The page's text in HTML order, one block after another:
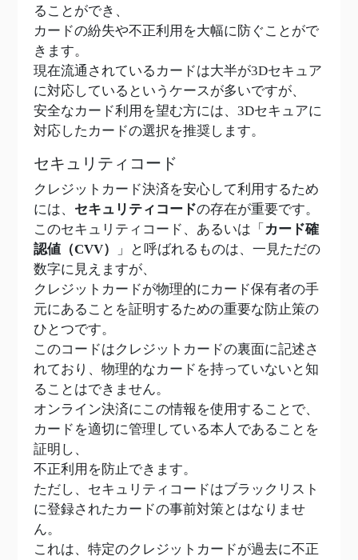
ることができ、
カードの紛失や不正利用を大幅に防ぐことがで
きます。
現在流通されているカードは大半が3Dセキュア
に対応しているというケースが多いですが、
安全なカード利用を望む方には、3Dセキュアに
対応したカードの選択を推奨します。
セキュリティコード
クレジットカード決済を安心して利用するため
には、 セキュリティコードの存在が重要です。
このセキュリティコード、あるいは「 カード確
認値（CVV）
」と呼ばれるものは、一見ただの
数字に見えますが、
クレジットカードが物理的にカード保有者の手
元にあることを証明するための重要な防止策の
ひとつです。
このコードはクレジットカードの裏面に記述さ
れており、物理的なカードを持っていないと知
ることはできません。
オンライン決済にこの情報を使用することで、
カードを適切に管理している本人であることを
証明し、
不正利用を防止できます。
ただし、セキュリティコードはブラックリスト
に登録されたカードの事前対策とはなりませ
ん。
これは、特定のクレジットカードが過去に不正